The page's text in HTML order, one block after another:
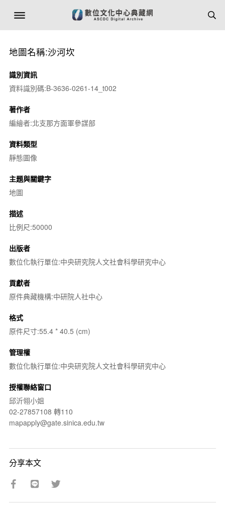
地圖名稱:沙河坎
識別資訊
資料識別碼:B-3636-0261-14_t002
著作者
編繪者:北支那方面軍參謀部
資料類型
靜態圖像
主題與關鍵字
地圖
描述
比例尺:50000
出版者
數位化執行單位:中央研究院人文社會科學研究中心
貢獻者
原件典藏機構:中研院人社中心
格式
原件尺寸:55.4 * 40.5 (cm)
管理權
數位化執行單位:中央研究院人文社會科學研究中心
授權聯絡窗口
邱沂翎小姐
02-27857108 轉110
mapapply@gate.sinica.edu.tw
分享本文